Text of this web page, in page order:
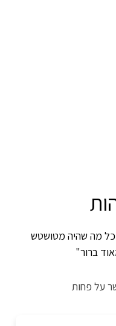
מה שהיה מטושטש
ברור"
על פחות